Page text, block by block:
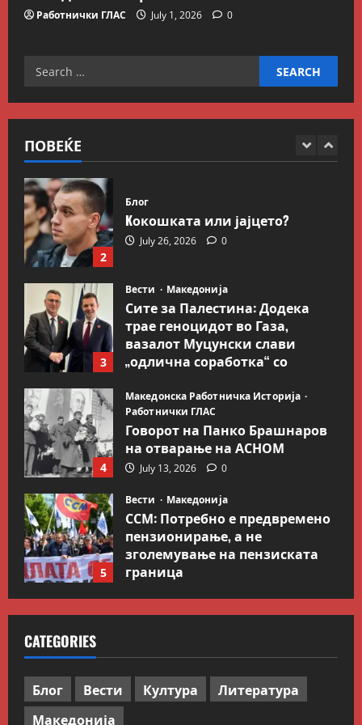
Работнички ГЛАС July 1, 2026 0
Search
ПОВЕЌЕ
пензионирање, а не
зголемување на пензиската
Заливот и Израел како
2
Блог
Kокошката или јајцето?
July 26, 2026 0
3
Вести Македонија
Сите за Палестина: Додека
трае геноцидот во Газа,
вазалот Муцунски слави
„одлична соработка“ со
July 18, 2026 0
4
Македонска Работничка Историја
Работнички ГЛАС
Говорот на Панко Брашнаров
на отварање на АСНОМ
July 13, 2026 0
5
Вести Македонија
ССМ: Потребно е предвремено
пензионирање, а не
зголемување на пензиската
граница
1
одмазда против САД
August 2, 2026 0
CATEGORIES
Блог Вести Култура
Литература
Македонија